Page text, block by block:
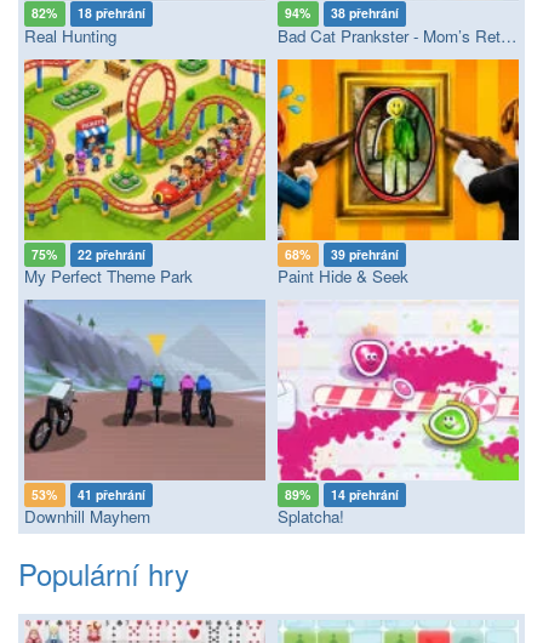
82% 18 přehrání
Real Hunting
94% 38 přehrání
Bad Cat Prankster - Mom’s Return
75% 22 přehrání
My Perfect Theme Park
68% 39 přehrání
Paint Hide & Seek
53% 41 přehrání
Downhill Mayhem
89% 14 přehrání
Splatcha!
Populární hry